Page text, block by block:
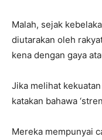
Malah, sejak
diutarakan oleh
kena dengan gaya
Jika melihat
katakan bahawa
Mereka mempunyai